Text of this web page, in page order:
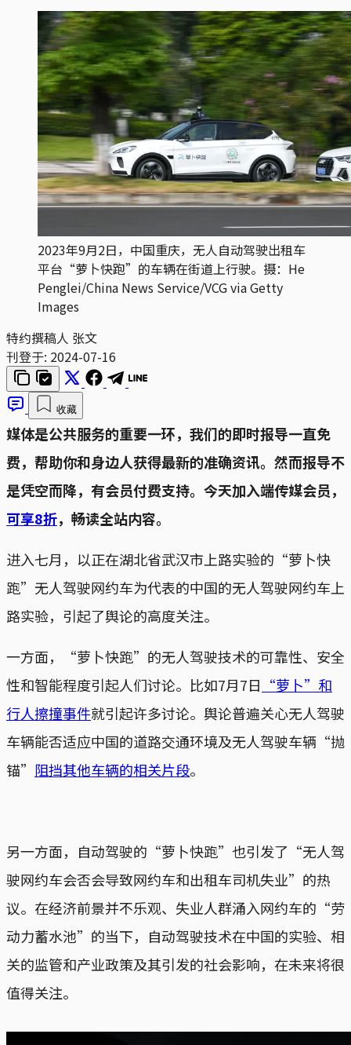
2023年9月2日，中国重庆，无人自动驾驶出租车
平台“萝卜快跑”的车辆在街道上行驶。摄：He
Penglei/China News Service/VCG via Getty
Images
特约撰稿人 张文
刊登于: 2024-07-16
收藏
媒体是公共服务的重要一环，我们的即时报导一直免
费，帮助你和身边人获得最新的准确资讯。然而报导不
是凭空而降，有会员付费支持。今天加入端传媒会员，
可享8折，畅读全站内容。
进入七月，以正在湖北省武汉市上路实验的“萝卜快
跑”无人驾驶网约车为代表的中国的无人驾驶网约车上
路实验，引起了舆论的高度关注。
一方面，“萝卜快跑”的无人驾驶技术的可靠性、安全
性和智能程度引起人们讨论。比如7月7日 “萝卜”和
行人擦撞事件就引起许多讨论。舆论普遍关心无人驾驶
车辆能否适应中国的道路交通环境及无人驾驶车辆“抛
锚” 阻挡其他车辆的相关片段。
另一方面，自动驾驶的“萝卜快跑”也引发了“无人驾
驶网约车会否会导致网约车和出租车司机失业”的热
议。在经济前景并不乐观、失业人群涌入网约车的“劳
动力蓄水池”的当下，自动驾驶技术在中国的实验、相
关的监管和产业政策及其引发的社会影响，在未来将很
值得关注。